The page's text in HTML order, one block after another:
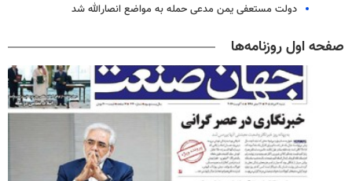
دولت مستعفی یمن مدعی حمله به مواضع انصارالله شد
صفحه اول روزنامه‌ها